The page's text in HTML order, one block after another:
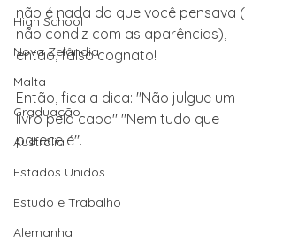
High School
Nova Zelândia
Malta
Graduação
Austrália
Estados Unidos
Estudo e Trabalho
Alemanha
não é nada do que você pensava (
não condiz com as aparências),
então, falso cognato!
Então, fica a dica: "Não julgue um
livro pela capa" "Nem tudo que
parece é".